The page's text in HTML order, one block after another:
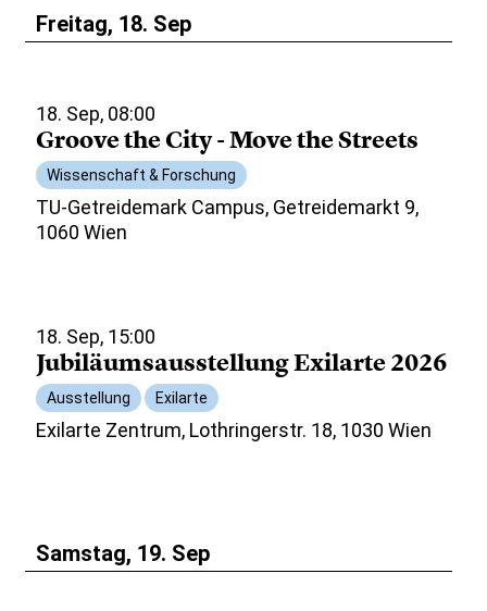
Freitag, 18. Sep
18. Sep, 08:00
Groove the City - Move the Streets
Wissenschaft & Forschung
TU-Getreidemark Campus, Getreidemarkt 9,
1060 Wien
18. Sep, 15:00
Jubiläumsausstellung Exilarte 2026
Ausstellung Exilarte
Exilarte Zentrum, Lothringerstr. 18, 1030 Wien
Samstag, 19. Sep